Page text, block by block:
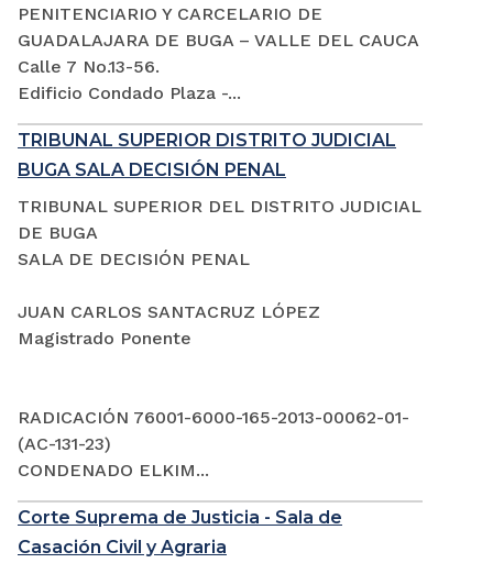
PENITENCIARIO Y CARCELARIO DE
GUADALAJARA DE BUGA – VALLE DEL CAUCA
Calle 7 No.13-56.
Edificio Condado Plaza -...
TRIBUNAL SUPERIOR DISTRITO JUDICIAL
BUGA SALA DECISIÓN PENAL
TRIBUNAL SUPERIOR DEL DISTRITO JUDICIAL
DE BUGA
SALA DE DECISIÓN PENAL
JUAN CARLOS SANTACRUZ LÓPEZ
Magistrado Ponente
RADICACIÓN 76001-6000-165-2013-00062-01-
(AC-131-23)
CONDENADO ELKIM...
Corte Suprema de Justicia - Sala de
Casación Civil y Agraria